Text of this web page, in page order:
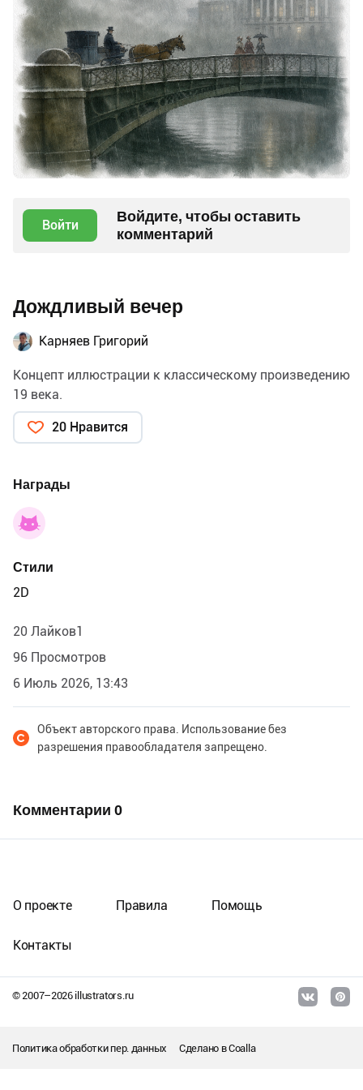
Войти
Войдите, чтобы оставить
комментарий
Дождливый вечер
Карняев Григорий
Концепт иллюстрации к классическому произведению
19 века.
20 Нравится
Награды
Стили
2D
20 Лайков1
96 Просмотров
6 Июль 2026, 13:43
Объект авторского права. Использование без
разрешения правообладателя запрещено.
Комментарии 0
© 2007–2026illustrators.ru
О проекте Правила Помощь
Контакты
Политика обработки пер. данных Сделано вCoalla